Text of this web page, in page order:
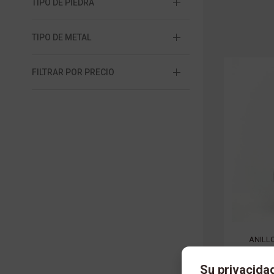
TIPO DE PIEDRA
TIPO DE METAL
FILTRAR POR PRECIO
Su